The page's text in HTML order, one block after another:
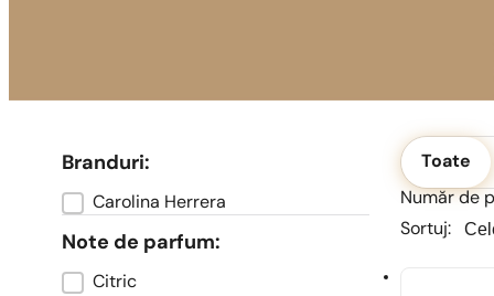
Branduri:
MarkaCarolina Herrera
Note de parfum:
Typ zapachu
Citric
Okoliczność
Toate
Număr de
Sortuj:
Sortuj: